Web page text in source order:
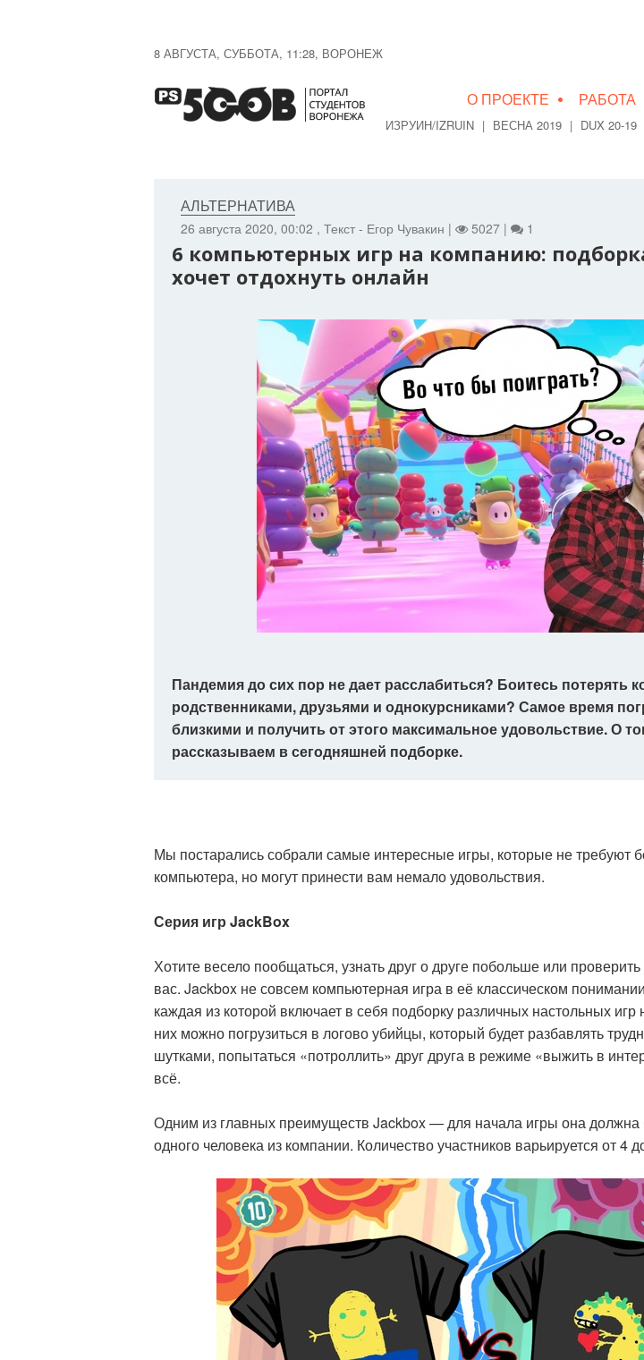
8 АВГУСТА, СУББОТА, 11:28, ВОРОНЕЖ
О ПРОЕКТЕ • РАБОТА
ИЗРУИН/IZRUIN | ВЕСНА 2019 | DUX 20-19
26 августа 2020, 00:02 , Текст - Егор Чувакин | 5027 | 1
АЛЬТЕРНАТИВА
6 компьютерных игр на компанию:
хочет отдохнуть онлайн
Пандемия до сих пор не дает расслабиться? Боитесь потерять
родственниками, друзьями и однокурсниками? Самое время
близкими и получить от этого максимальное удовольствие. О
рассказываем в сегодняшней подборке.
Мы постарались собрали самые интересные игры, которые не требуют
компьютера, но могут принести вам немало удовольствия.
Серия игр JackBox
Хотите весело пообщаться, узнать друг о друге побольше или
вас. Jackbox не совсем компьютерная игра в её классическом
каждая из которой включает в себя подборку различных настольных
них можно погрузиться в логово убийцы, который будет разбавлять
шутками, попытаться «потроллить» друг друга в режиме «выжить в
всё.
Одним из главных преимуществ Jackbox — для начала игры она должна
одного человека из компании. Количество участников варьируется от 4